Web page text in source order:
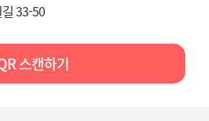
33-50
스캔하기